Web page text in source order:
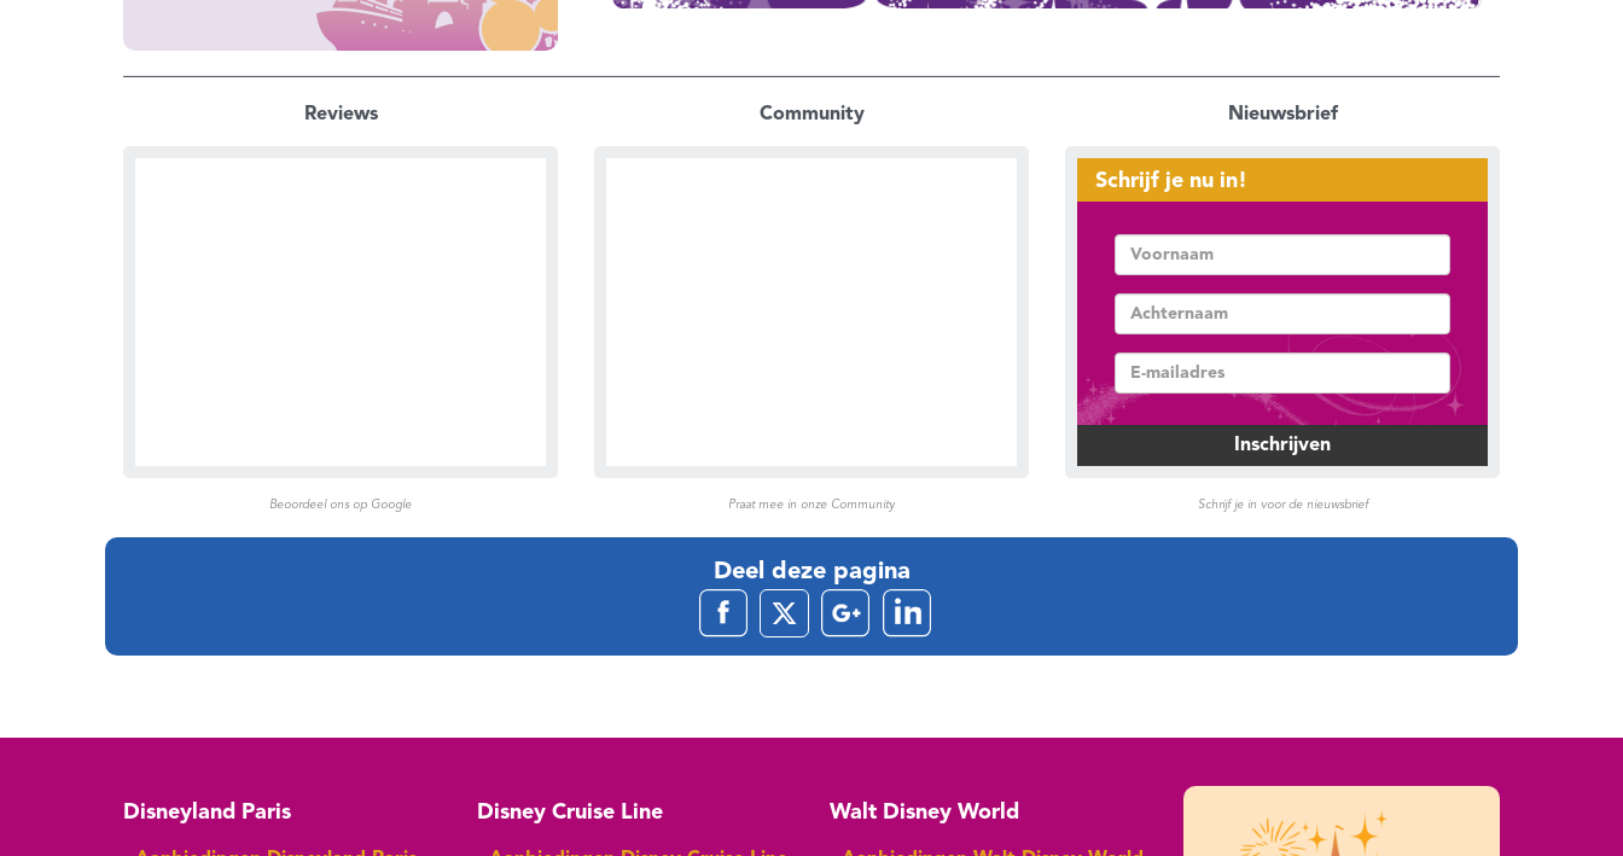
Reviews
Beoordeel ons op Google
Community
Praat mee in onze Community
Nieuwsbrief
Schrijf je nu in!
Schrijf je in voor de nieuwsbrief
Deel deze pagina
Disneyland Paris Disney Cruise Line Walt Disney World